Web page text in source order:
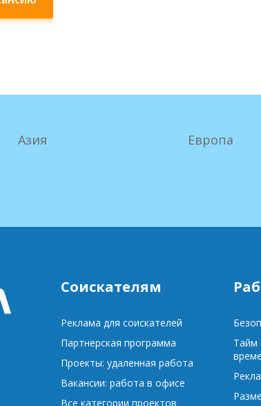
Азия Европа
Соискателям
Реклама для соискателей
Партнерская программа
Проекты: удаленная работа
Вакансии: работа в офисе
Все категории проектов
Тайм